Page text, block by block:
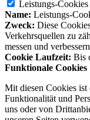
Leistungs-Cookies
Name: Leistungs-
Zweck: Diese
Verkehrsquellen zu
messen und
Cookie Laufzeit: Bis
Funktionale Cookies
Mit diesen Cookies ist
Funktionalität und
uns oder von